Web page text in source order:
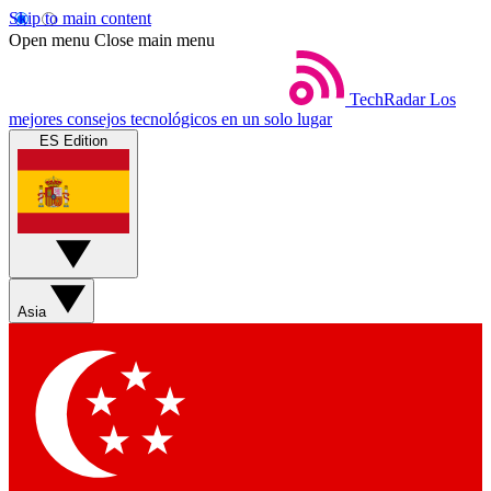
Skip to main content
Open menu Close main menu
TechRadar Los
mejores consejos tecnológicos en un solo lugar
ES Edition
Asia